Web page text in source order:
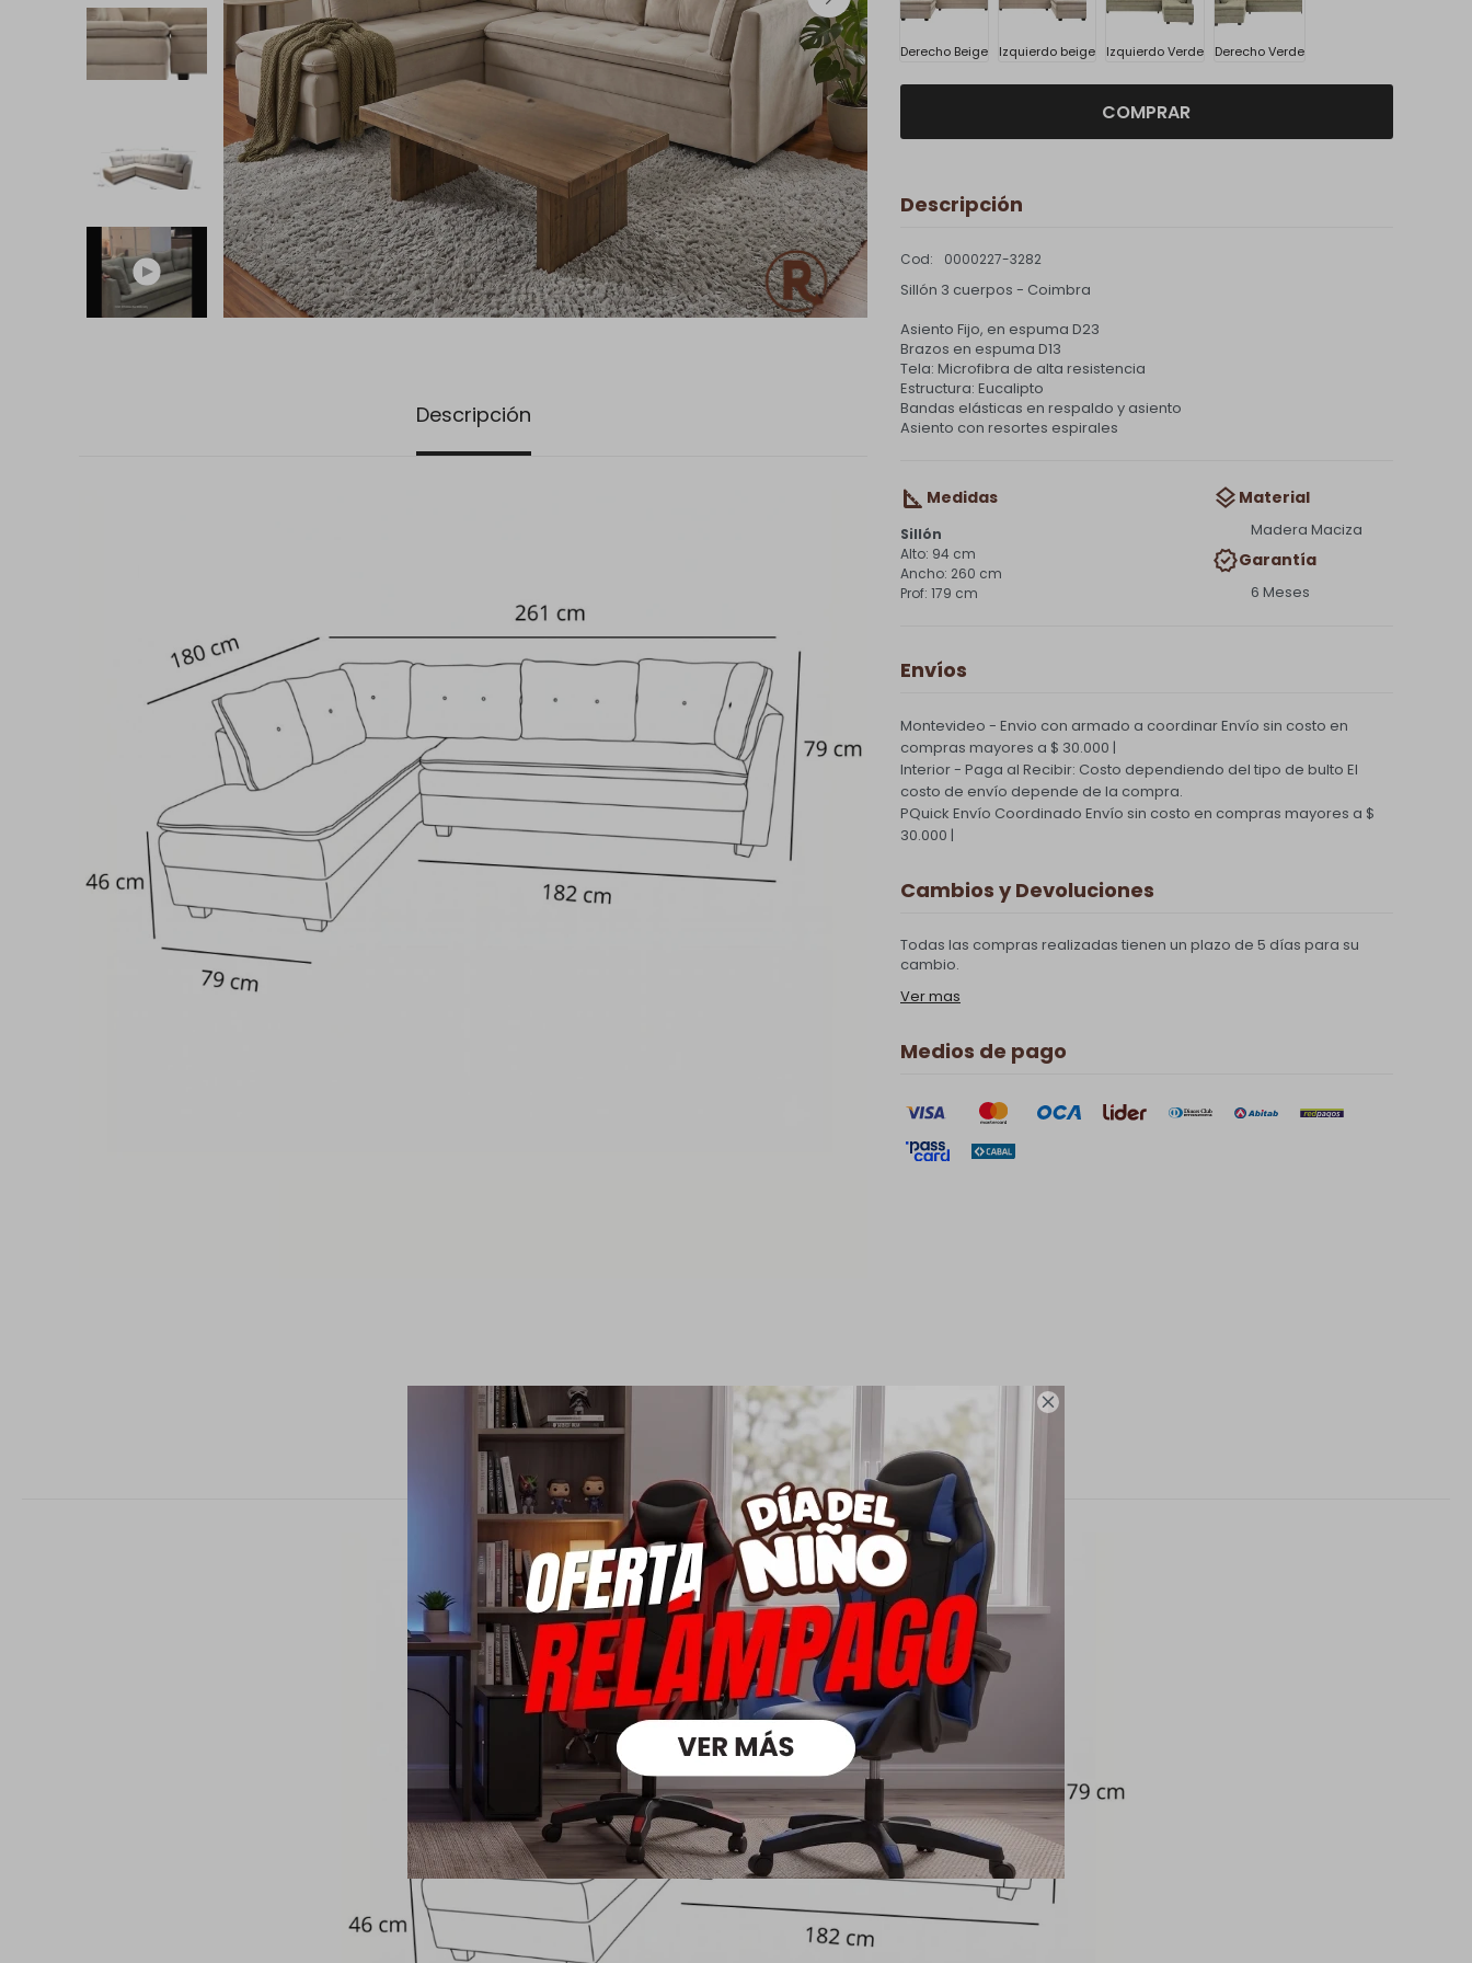

Descripción
Derecho Beige Izquierdo beige Izquierdo Verde Derecho Verde
COMPRAR
Descripción
0000227-3282
Sillón 3 cuerpos - Coimbra
Asiento Fijo, en espuma D23
Brazos en espuma D13
Tela: Microfibra de alta resistencia
Estructura: Eucalipto
Bandas elásticas en respaldo y asiento
Asiento con resortes espirales
Medidas
Sillón
94 cm
260 cm
179 cm
Material
Madera Maciza
Garantía
6 Meses
Envíos
Montevideo - Envio con armado a coordinarEnvío sin costo en
compras mayores a $ 30.000 |
Interior - Paga al Recibir: Costo dependiendo del tipo de bulto El
costo de envío depende de la compra.
PQuick Envío Coordinado Envío sin costo en compras mayores a $
30.000 |
Cambios y Devoluciones
Todas las compras realizadas tienen un plazo de 5 días para su
cambio.
Ver mas
Medios de pago
Descripción